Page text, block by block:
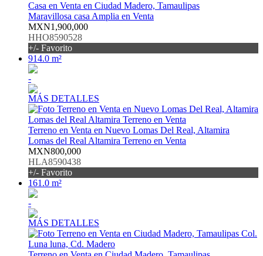
Casa en Venta en Ciudad Madero, Tamaulipas
Maravillosa casa Amplia en Venta
MXN1,900,000
HHO8590528
+/- Favorito
914.0 m²
-
MÁS DETALLES
Terreno en Venta en Nuevo Lomas Del Real, Altamira
Lomas del Real Altamira Terreno en Venta
MXN800,000
HLA8590438
+/- Favorito
161.0 m²
-
MÁS DETALLES